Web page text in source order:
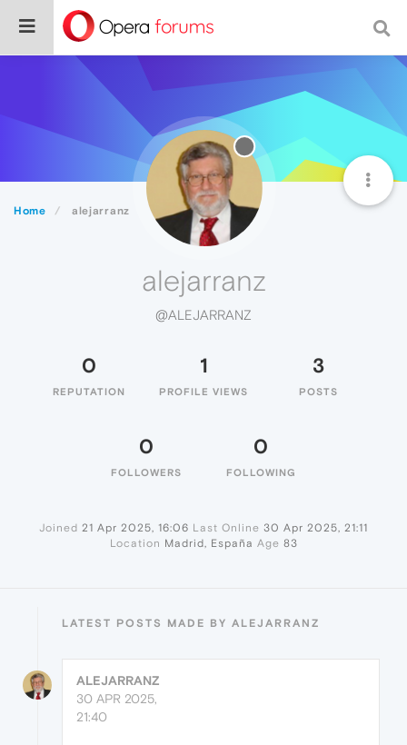
Home alejarranz
alejarranz
@ALEJARRANZ
0
REPUTATION
1
PROFILE VIEWS
3
POSTS
0
FOLLOWERS
0
FOLLOWING
Joined 21 Apr 2025, 16:06 Last Online 30 Apr 2025, 21:11
Location Madrid, España Age 83
LATEST POSTS MADE BY ALEJARRANZ
ALEJARRANZ
30 APR 2025,
21:40